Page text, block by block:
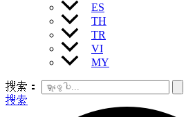
ES
TH
TR
VI
MY
搜索：
搜索